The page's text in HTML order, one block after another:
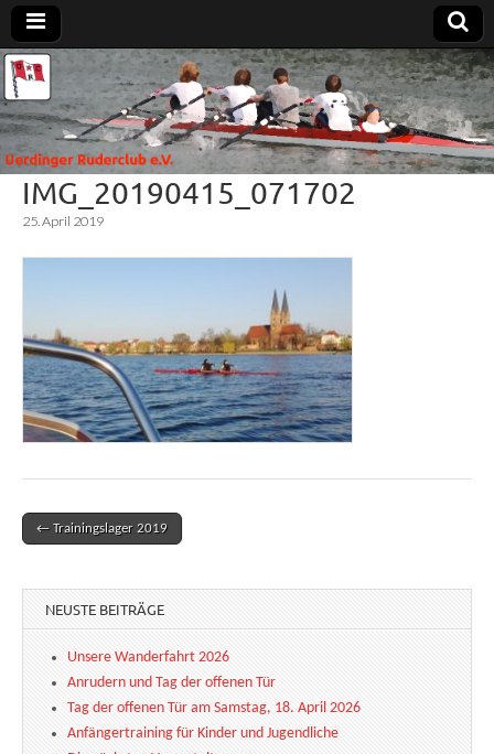
Uerdinger
Ruderclub
e.V.
Rudern in
Krefeld-
Uerdingen
IMG_20190415_071702
25. April 2019
Post navigation
← Trainingslager 2019
NEUSTE BEITRÄGE
Unsere Wanderfahrt 2026
Anrudern und Tag der offenen Tür
Tag der offenen Tür am Samstag, 18. April 2026
Anfängertraining für Kinder und Jugendliche